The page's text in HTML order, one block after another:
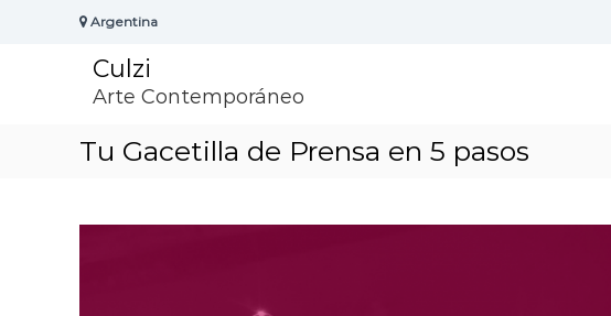
Argentina
Culzi
Arte Contemporáneo
Tu Gacetilla de Prensa en 5 pasos